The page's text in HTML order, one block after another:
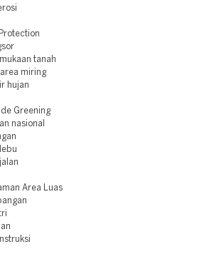
tanah
miring
hujan
Greening
nasional
Area Luas